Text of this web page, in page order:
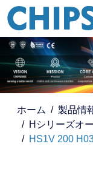
ホーム
製品情
Hシリーズオ
HS1V 200